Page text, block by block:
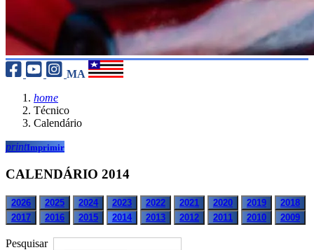
MA
home
Técnico
Calendário
printImprimir
CALENDÁRIO 2014
2026 2025 2024 2023 2022 2021 2020 2019
2018
2017
2016 2015 2014 2013 2012 2011 2010 2009
Pesquisar